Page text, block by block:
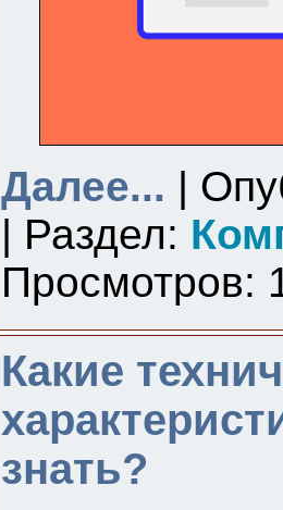
Далее... |
| Раздел:
Просмотров:
Какие
знать?